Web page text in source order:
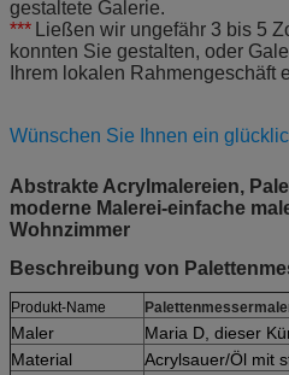
gestaltete Galerie.
***
Ließen wir ungefähr 3 bis 5
konnten Sie gestalten, oder
Ihrem lokalen Rahmengeschäft
Wünschen Sie Ihnen ein
Abstrakte Acrylmalereien,
moderne Malerei-einfache
Wohnzimmer
Beschreibung von
Produkt-Name
Maler
Maria D, dieser
Material
Acrylsauer/Öl mit